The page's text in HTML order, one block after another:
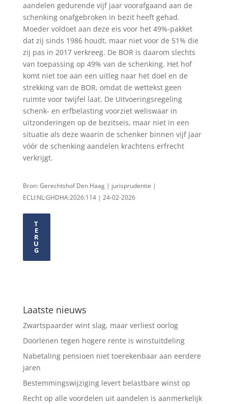
aandelen gedurende vijf jaar voorafgaand aan de
schenking onafgebroken in bezit heeft gehad.
Moeder voldoet aan deze eis voor het 49%-pakket
dat zij sinds 1986 houdt, maar niet voor de 51% die
zij pas in 2017 verkreeg. De BOR is daarom slechts
van toepassing op 49% van de schenking. Het hof
komt niet toe aan een uitleg naar het doel en de
strekking van de BOR, omdat de wettekst geen
ruimte voor twijfel laat. De Uitvoeringsregeling
schenk- en erfbelasting voorziet weliswaar in
uitzonderingen op de bezitseis, maar niet in een
situatie als deze waarin de schenker binnen vijf jaar
vóór de schenking aandelen krachtens erfrecht
verkrijgt.
Bron: Gerechtshof Den Haag | jurisprudentie |
ECLI:NL:GHDHA:2026:114 | 24-02-2026
T
E
R
U
G
Laatste nieuws
Zwartspaarder wint slag, maar verliest oorlog
Doorlenen tegen hogere rente is winstuitdeling
Nabetaling pensioen niet toerekenbaar aan eerdere
jaren
Bestemmingswijziging levert belastbare winst op
Recht op alle voordelen uit aandelen is aanmerkelijk